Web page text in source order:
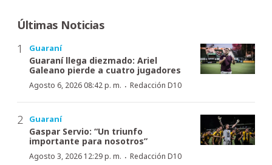
Últimas Noticias
Guaraní
Guaraní llega diezmado: Ariel
Galeano pierde a cuatro jugadores
Agosto 6, 2026 08:42 p. m. · Redacción D10
Guaraní
Gaspar Servio: “Un triunfo
importante para nosotros”
Agosto 3, 2026 12:29 p. m. · Redacción D10